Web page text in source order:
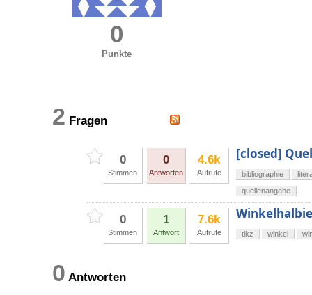
0
Punkte
2 Fragen
0
Stimmen
0
Antworten
4.6k
Aufrufe
[closed]
bibliographie
quellenangabe
0
Stimmen
1
Antwort
7.6k
Aufrufe tikz winkel
0 Antworten